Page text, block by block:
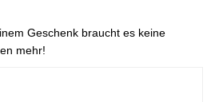
Geschenk braucht es keine
mehr!